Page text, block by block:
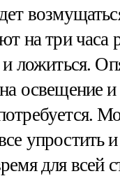
на три часа
и ложиться.
освещение
упростить и
для всей